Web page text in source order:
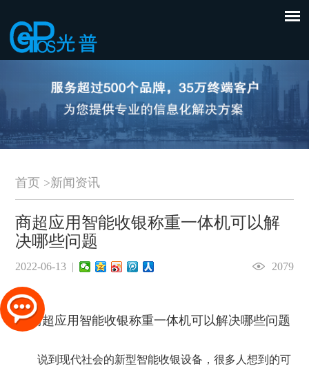
首页 >新闻资讯
商超应用智能收银称重一体机可以解
决哪些问题
2022-06-13 | 2079
说到现代社会的新型智能收银设备，很多人想到的可